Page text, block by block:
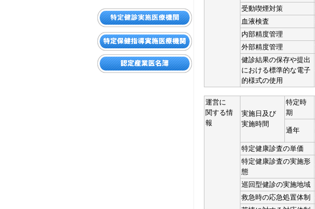
受動喫煙対策
血液検査
内部精度管理
外部精度管理
健診結果の保存や提出
における標準的な電子
的様式の使用
運営に
関する情
報
実施日及び
実施時間
特定時
期
通年
特定健康診査の単価
特定健康診査の実施形
態
巡回型健診の実施地域
救急時の応急処置体制